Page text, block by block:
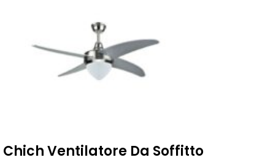
Chich Ventilatore Da Soffitto